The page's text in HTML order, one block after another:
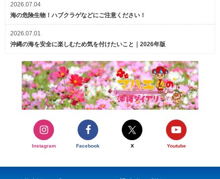
2026.07.04
海の危険生物！ハブクラゲなどにご注意ください！
2026.07.01
沖縄の海を安全に楽しむため気を付けたいこと｜2026年版
Instagram Facebook X Youtube